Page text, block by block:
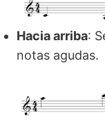
Hacia arriba:
notas agudas.